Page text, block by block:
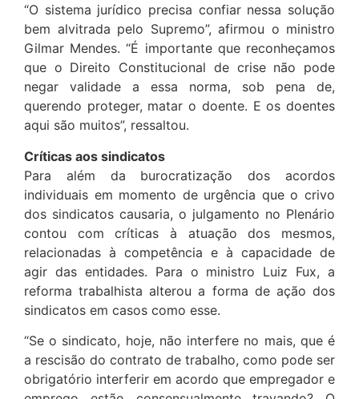
“O sistema jurídico precisa confiar nessa solução
bem alvitrada pelo Supremo”, afirmou o ministro
Gilmar Mendes. “É importante que reconheçamos
que o Direito Constitucional de crise não pode
negar validade a essa norma, sob pena de,
querendo proteger, matar o doente. E os doentes
aqui são muitos”, ressaltou.
Críticas aos sindicatos
Para além da burocratização dos acordos
individuais em momento de urgência que o crivo
dos sindicatos causaria, o julgamento no Plenário
contou com críticas à atuação dos mesmos,
relacionadas à competência e à capacidade de
agir das entidades. Para o ministro Luiz Fux, a
reforma trabalhista alterou a forma de ação dos
sindicatos em casos como esse.
“Se o sindicato, hoje, não interfere no mais, que é
a rescisão do contrato de trabalho, como pode ser
obrigatório interferir em acordo que empregador e